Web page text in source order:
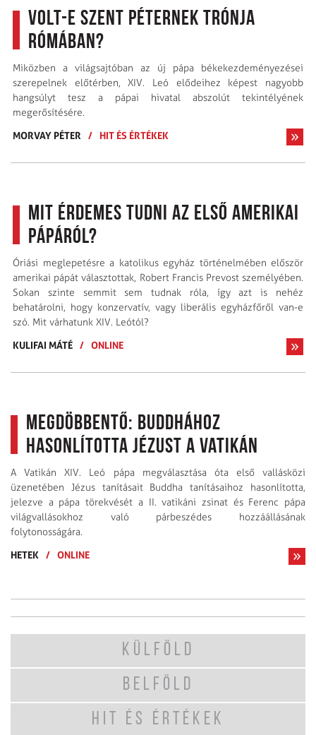
Volt-e Szent Péternek trónja
Rómában?
Miközben a világsajtóban az új pápa békekezdeményezései
szerepelnek előtérben, XIV. Leó elődeihez képest nagyobb
hangsúlyt tesz a pápai hivatal abszolút tekintélyének
megerősítésére.
MORVAY PÉTER
/ HIT ÉS ÉRTÉKEK
Mit érdemes tudni az első amerikai
pápáról?
Óriási meglepetésre a katolikus egyház történelmében először
amerikai pápát választottak, Robert Francis Prevost személyében.
Sokan szinte semmit sem tudnak róla, így azt is nehéz
behatárolni, hogy konzervatív, vagy liberális egyházfőről van-e
szó. Mit várhatunk XIV. Leótól?
KULIFAI MÁTÉ / ONLINE
Megdöbbentő: Buddhához
hasonlította Jézust a Vatikán
A Vatikán XIV. Leó pápa megválasztása óta első vallásközi
üzenetében Jézus tanításait Buddha tanításaihoz hasonlította,
jelezve a pápa törekvését a II. vatikáni zsinat és Ferenc pápa
világvallásokhoz való párbeszédes hozzáállásának
folytonosságára.
HETEK
/ ONLINE
KÜLFÖLD
BELFÖLD
HIT ÉS ÉRTÉKEK